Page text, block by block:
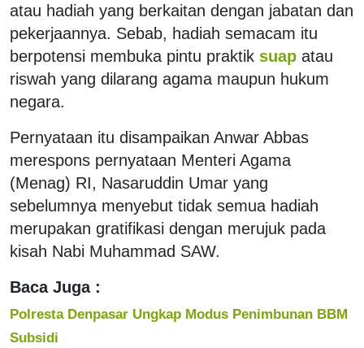
atau hadiah yang berkaitan dengan jabatan dan
pekerjaannya. Sebab, hadiah semacam itu
berpotensi membuka pintu praktik suap atau
riswah yang dilarang agama maupun hukum
negara.
Pernyataan itu disampaikan Anwar Abbas
merespons pernyataan Menteri Agama
(Menag) RI, Nasaruddin Umar yang
sebelumnya menyebut tidak semua hadiah
merupakan gratifikasi dengan merujuk pada
kisah Nabi Muhammad SAW.
Baca Juga :
Polresta Denpasar Ungkap Modus Penimbunan BBM
Subsidi